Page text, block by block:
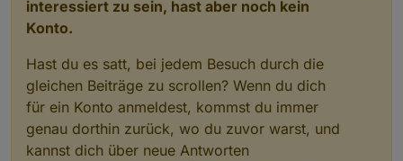
interessiert zu sein, hast aber noch kein
Konto.
Hast du es satt, bei jedem Besuch durch die
gleichen Beiträge zu scrollen? Wenn du dich
für ein Konto anmeldest, kommst du immer
genau dorthin zurück, wo du zuvor warst, und
kannst dich über neue Antworten